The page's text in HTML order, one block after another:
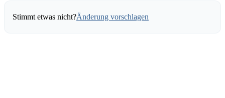
Stimmt etwas nicht?Änderung vorschlagen